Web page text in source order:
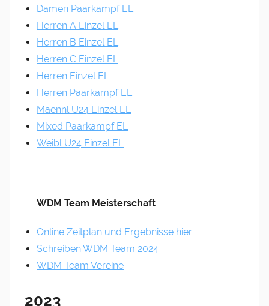
Damen Paarkampf EL
Herren A Einzel EL
Herren B Einzel EL
Herren C Einzel EL
Herren Einzel EL
Herren Paarkampf EL
Maennl U24 Einzel EL
Mixed Paarkampf EL
Weibl U24 Einzel EL
WDM Team Meisterschaft
Online Zeitplan und Ergebnisse hier
Schreiben WDM Team 2024
WDM Team Vereine
2023